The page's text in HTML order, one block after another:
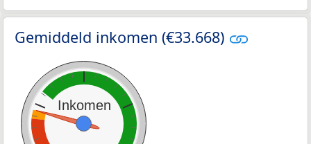
Gemiddeld inkomen (€33.668)
Inkomen